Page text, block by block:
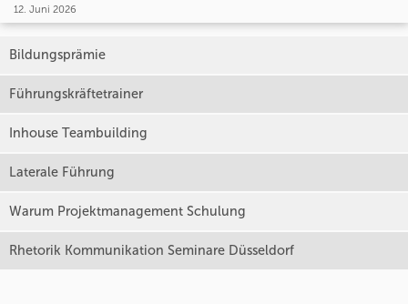
12. Juni 2026
Bildungsprämie
Führungskräftetrainer
Inhouse Teambuilding
Laterale Führung
Warum Projektmanagement Schulung
Rhetorik Kommunikation Seminare Düsseldorf